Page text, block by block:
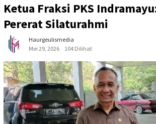
Ketua Fraksi PKS
Pererat Silaturahmi
Haurgeulismedia
Mei 29, 2026
104 Dilihat